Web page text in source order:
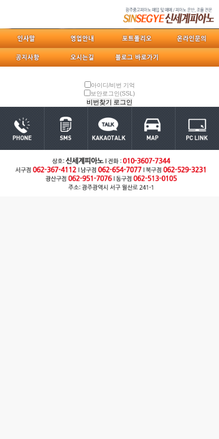
아이디/비번 기억
보안로그인(SSL)